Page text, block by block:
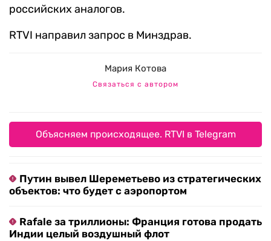
российских аналогов.
RTVI направил запрос в Минздрав.
Мария Котова
Связаться с автором
Объясняем происходящее. RTVI в Telegram
Путин вывел Шереметьево из стратегических
объектов: что будет с аэропортом
Rafale за триллионы: Франция готова продать
Индии целый воздушный флот